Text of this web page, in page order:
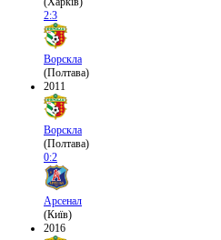
2:3
Ворскла
(Полтава)
2011
Ворскла
(Полтава)
0:2
Арсенал
(Київ)
2016